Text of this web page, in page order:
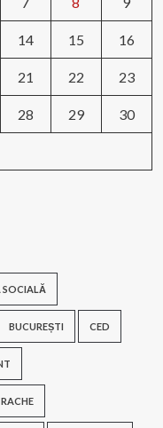
14 15 16
21 22 23
28 29 30
SOCIALĂ
BUCUREȘTI CED